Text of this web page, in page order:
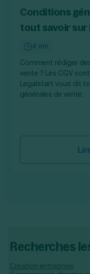
Conditions
tout savoir sur
4 mn
Comment rédiger
vente ? Les CGV
Legalstart vous dit
générales de vente.
Recherches
Creation entreprise